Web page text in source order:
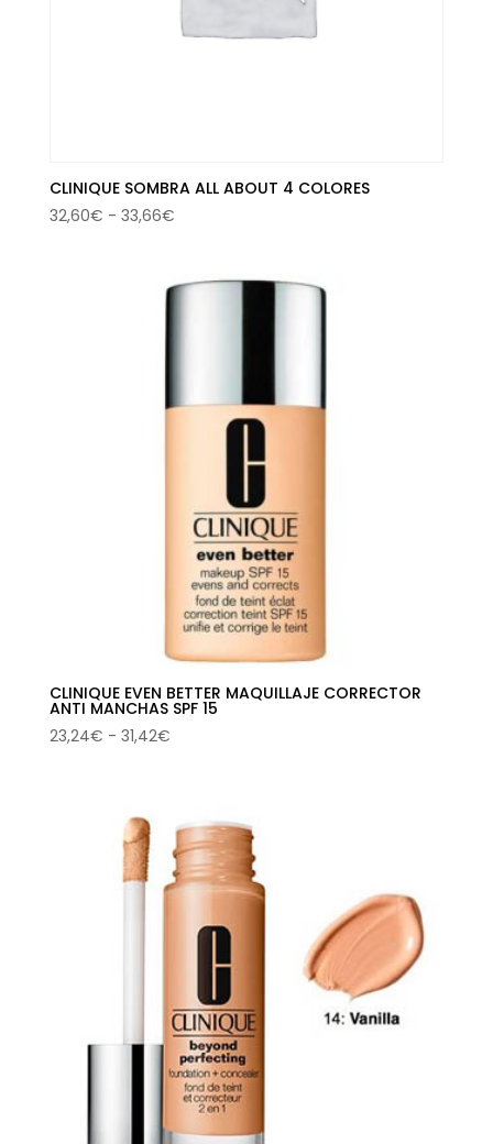
CLINIQUE SOMBRA ALL ABOUT 4 COLORES
32,60€ - 33,66€Rango
desde
CLINIQUE EVEN BETTER MAQUILLAJE CORRECTOR
ANTI MANCHAS SPF 15
23,24€ - 31,42€Rango
23,24€
hasta
31,42€